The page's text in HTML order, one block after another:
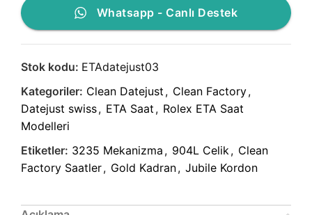
Whatsapp - Canlı Destek
Stok kodu: ETAdatejust03
Kategoriler: Clean Datejust , Clean Factory,
Datejust swiss, ETA Saat , Rolex ETA Saat
Modelleri
Etiketler: 3235 Mekanizma , 904L Celik, Clean
Factory Saatler, Gold Kadran, Jubile Kordon